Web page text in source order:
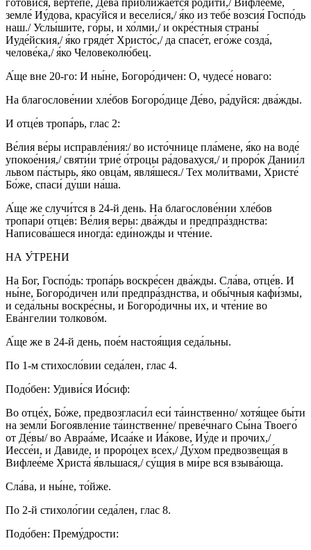
земле́ Иу́дова, красу́йся и весели́ся,/ я́ко из тебе́ возсия́ Госпо́дь
наш./ Услы́шите, го́ры, и хо́лми,/ и окре́стныя страны́
Иуде́йския,/ я́ко гряде́т Христо́с,/ да спасе́т, его́же созда́,
челове́ка,/ я́ко Человеколю́бец.
А́ще вне 20-го: И ны́не, Богоро́дичен: О, чудесе́ новаго:
На благослове́нии хле́бов Богоро́дице Де́во, ра́дуйся: два́жды.
И отце́в тропа́рь, глас 2:
Ве́лия ве́ры исправле́ния:/ во исто́чнице пла́мене, я́ко на воде́
упокое́ния,/ святи́и трие́ о́троцы ра́довахуся,/ и проро́к Дании́л
львом па́стырь, я́ко овца́м, явля́шеся./ Тех моли́твами, Христе́
Бо́же, спаси́ ду́ши на́ша.
А́ще же случи́тся в 24-й день. На благослове́нии хле́бов
тропари́ отце́в: Ве́лия ве́ры: два́жды и предпра́зднства:
Написова́шеся иногда́: еди́ножды и чте́ние.
НА У́ТРЕНИ
На Бог, Госпо́дь: тропа́рь воскре́сен два́жды. Сла́ва, отце́в. И
ны́не, Богоро́дичен или́ предпра́зднства, и обы́чныя кафи́змы,
и седа́льны воскре́сны, и Богоро́дичны их, и чте́ние во
Ева́нгелии толково́м.
А́ще же в 24-й день, пое́м настоя́щия седа́льны.
По 1-м стихосло́вии седа́лен, глас 4.
Подо́бен: Удиви́ся Ио́сиф:
Во отце́х, Бо́же, предвозгласи́л еси́ та́инственно/ хотя́щее бы́ти
на земли́ Богоявле́ние та́инственне/ преве́чнаго Сы́на Твоего́
от Де́вы/ во Авраа́ме, Исаа́ке и Иа́кове, Иу́де и прочих,/
Иессе́и, и Дави́де, и проро́цех всех,/ Ду́хом предвозвеща́я в
Вифлее́ме Христа́ я́вльшася,/ су́щия в ми́ре вся взыва́юща.
Сла́ва, и ны́не, то́йже.
По 2-й стихоло́гии седа́лен, глас 8.
Подо́бен: Прему́дрости: